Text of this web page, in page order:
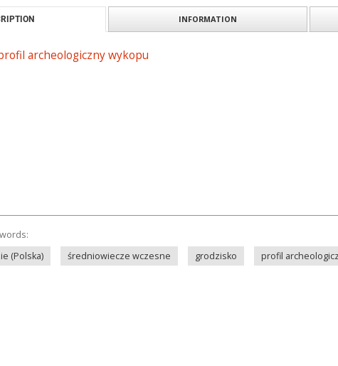
INFORMATION
archeologiczny wykopu
(Polska)
średniowiecze wczesne grodzisko profil